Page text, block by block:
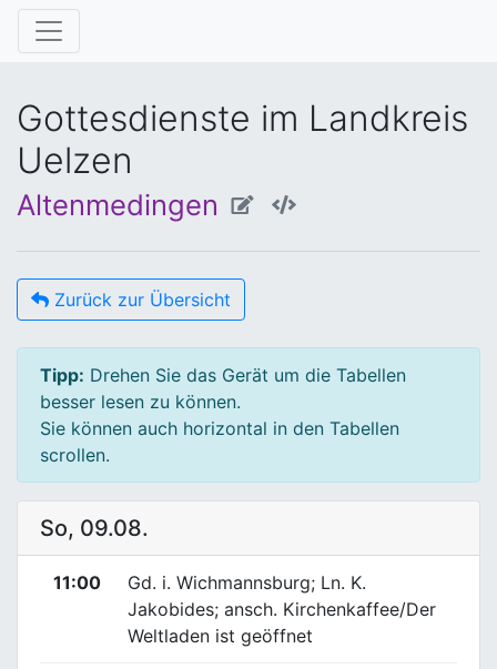
Gottesdienste im Landkreis
Uelzen
Altenmedingen
Zurück zur Übersicht
Tipp: Drehen Sie das Gerät um die Tabellen
besser lesen zu können.
Sie können auch horizontal in den Tabellen
scrollen.
So, 09.08.
11:00
Gd. i. Wichmannsburg; Ln. K.
Jakobides; ansch. Kirchenkaffee/Der
Weltladen ist geöffnet